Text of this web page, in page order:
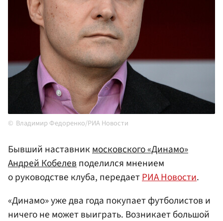
Владимир Федоренко/РИА Новости
Бывший наставникмосковского «Динамо»
Андрей Кобелевподелился мнением
о руководстве клуба, передаетРИА Новости.
«Динамо» уже два года покупает футболистов и
ничего не может выиграть. Возникает большой